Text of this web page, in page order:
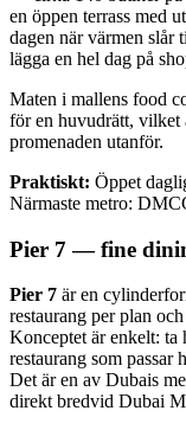
en öppen terrass med
dagen när värmen slår
lägga en hel dag på
Maten i mallens food
för en huvudrätt, vilket
promenaden utanför.
Praktiskt: Öppet
Närmaste metro:
Pier 7 — fine
Pier 7 är en
restaurang per plan
Konceptet är enkelt:
restaurang som passar
Det är en av Dubais
direkt bredvid Dubai